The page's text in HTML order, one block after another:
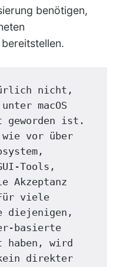
benötigen,
nicht,
macOS
ist.
vor über
Tools,
Akzeptanz
viele
diejenigen,
basierte
haben, wird
direkter